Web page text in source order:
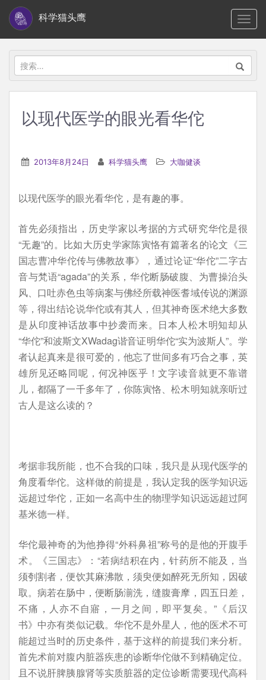
i
科学猫头鹰
搜
索：
以现代医学的眼光看华佗
2013年8月24日 科学猫头鹰 大咖健谈
以现代医学的眼光看华佗，是有趣的事。
首先必须指出，历史学家以考据的方式研究华佗是很
“无趣”的。比如大历史学家陈寅恪有篇著名的论文《三
国志曹冲华佗传与佛教故事》，通过论证“华佗”二字古
音与梵语“agada”的关系，华佗断肠破腹、为曹操治头
风、口吐赤色虫等病案与佛经所载神医耆域传说的渊源
等，得出结论说华佗或有其人，但其神奇医术绝大多数
是从印度神话故事中抄袭而来。日本人松木明知却从
“华佗”和波斯文XWadag谐音证明华佗“实为波斯人”。学
者认起真来是很可爱的，他忘了世间多有巧合之事，英
雄所见还略同呢，何况神医乎！文字读音就更不靠谱
儿，都隔了一千多年了，你陈寅恪、松木明知就亲听过
古人是这么读的？
考据非我所能，也不合我的口味，我只是从现代医学的
角度看华佗。这样做的前提是，我认定我的医学知识远
远超过华佗，正如一名高中生的物理学知识远远超过阿
基米德一样。
华佗最神奇的为他挣得“外科鼻祖”称号的是他的开腹手
术。《三国志》：“若病结积在内，针药所不能及，当
须刳割者，便饮其麻沸散，须臾便如醉死无所知，因破
取。病若在肠中，便断肠湔洗，缝腹膏摩，四五日差，
不痛，人亦不自寤，一月之间，即平复矣。”《后汉
书》中亦有类似记载。华佗不是外星人，他的医术不可
能超过当时的历史条件，基于这样的前提我们来分析。
首先术前对腹内脏器疾患的诊断华佗做不到精确定位。
且不说肝脾胰腺肾等实质脏器的定位诊断需要现代高科